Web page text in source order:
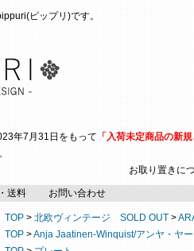
ピップリ)です。
年7月31日をもって 「入荷未定商品の新
お取り置きに
送料 お問い合わせ
TOP > 北欧ヴィンテージ SOLD OUT >
TOP >Anja Jaatinen-Winquist/アンヤ・ヤ